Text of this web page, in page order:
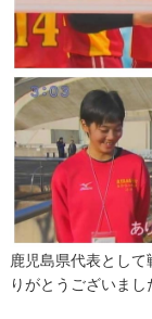
鹿児島県代表とし
りがとうございまし